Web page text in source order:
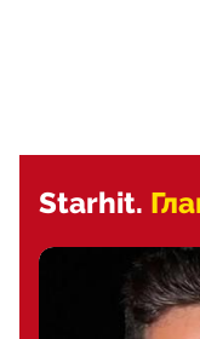
Starhit.